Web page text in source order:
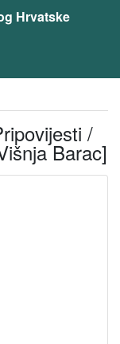
Hrvatske
/
Barac]